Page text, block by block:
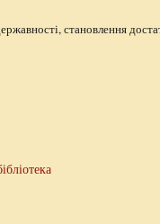
становлення